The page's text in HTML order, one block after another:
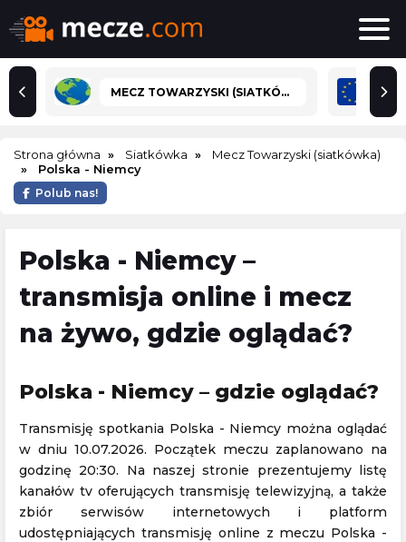
MECZ TOWARZYSKI (SIATKÓWKA)
Strona główna Siatkówka
Mecz Towarzyski (siatkówka)
Polska - Niemcy
Polub nas!
Polska - Niemcy –
transmisja online i mecz
na żywo, gdzie oglądać?
Polska - Niemcy – gdzie oglądać?
Transmisję spotkania Polska - Niemcy można oglądać
w dniu 10.07.2026. Początek meczu zaplanowano na
godzinę 20:30. Na naszej stronie prezentujemy listę
kanałów tv oferujących transmisję telewizyjną, a także
zbiór serwisów internetowych i platform
udostępniających transmisję online z meczu Polska -